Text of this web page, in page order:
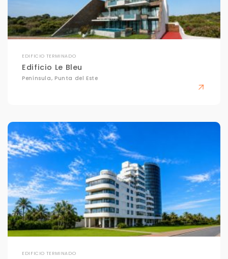
EDIFICIO TERMINADO
Edificio Le Bleu
Península, Punta del Este
EDIFICIO TERMINADO